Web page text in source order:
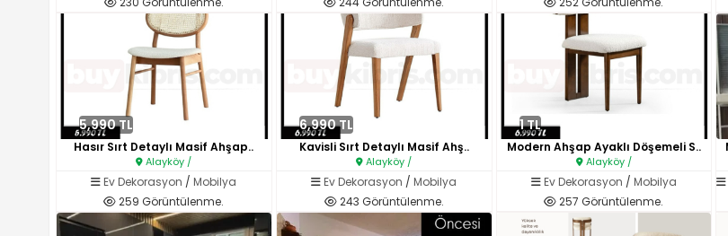
5,990 TL
Hasır Sırt Detaylı Masif Ahşap..
Alayköy /
Ev Dekorasyon /Mobilya
259 Görüntülenme.
6,990 TL
Kavisli Sırt Detaylı Masif Ahş..
Alayköy /
Ev Dekorasyon /Mobilya
243 Görüntülenme.
1 TL
Modern Ahşap Ayaklı Döşemeli S..
Alayköy /
Ev Dekorasyon / Mobilya
257 Görüntülenme.